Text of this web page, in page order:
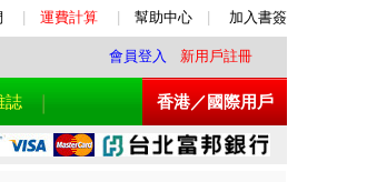
運費計算 幫助中心 加入書簽
會員登入 新用戶註冊
誌 香港／國際用戶